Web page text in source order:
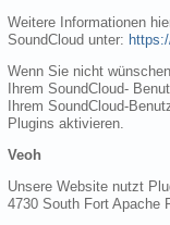
Weitere Informationen
SoundCloud unter:
Wenn Sie nicht
Ihrem SoundCloud-
Ihrem SoundCloud-
Plugins aktivieren.
Veoh
Unsere Website nutzt
4730 South Fort Apache